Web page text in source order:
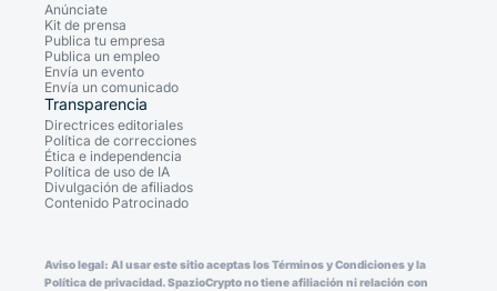
Anúnciate
Kit de prensa
Publica tu empresa
Publica un empleo
Envía un evento
Envía un comunicado
Transparencia
Directrices editoriales
Política de correcciones
Ética e independencia
Política de uso de IA
Divulgación de afiliados
Contenido Patrocinado
Aviso legal: Al usar este sitio aceptas los Términos y Condiciones y la
Política de privacidad. SpazioCrypto no tiene afiliación ni relación con